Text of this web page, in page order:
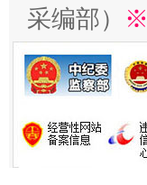
采编部） ※